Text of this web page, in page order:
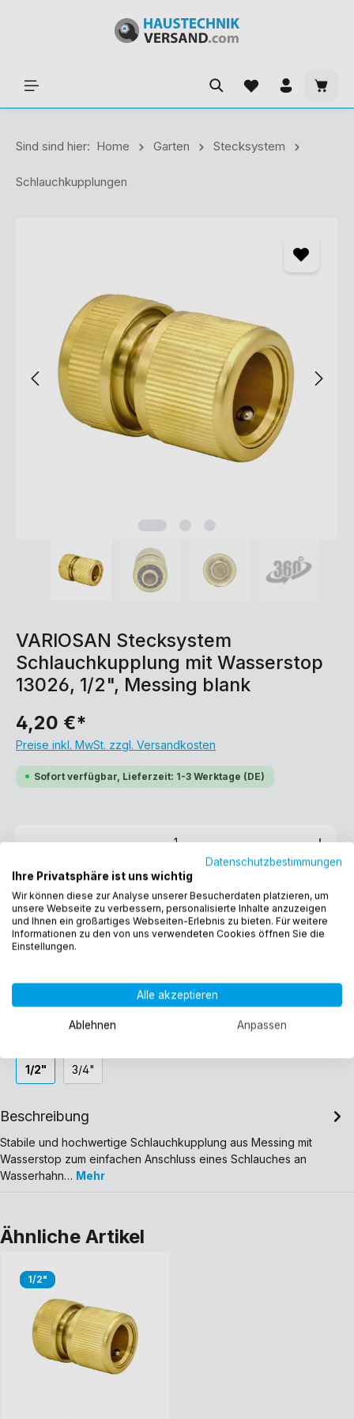
Sind sind hier: Home Garten Stecksystem
Schlauchkupplungen
VARIOSAN Stecksystem
Schlauchkupplung mit Wasserstop
13026, 1/2", Messing blank
4,20 €*
Preise inkl. MwSt. zzgl. Versandkosten
Sofort verfügbar, Lieferzeit: 1-3 Werktage (DE)
In den Warenkorb
Produktnummer:
1/2" 3/4"
Beschreibung
Stabile und hochwertige Schlauchkupplung aus Messing mit
Wasserstop zum einfachen Anschluss eines Schlauches an
Wasserhahn… Mehr
Ähnliche Artikel
1/2"
Datenschutzbestimmungen
Ihre Privatsphäre ist uns wichtig
Wir können diese zur Analyse unserer Besucherdaten platzieren, um
unsere Webseite zu verbessern, personalisierte Inhalte anzuzeigen
und Ihnen ein großartiges Webseiten-Erlebnis zu bieten. Für weitere
Informationen zu den von uns verwendeten Cookies öffnen Sie die
Einstellungen.
Alle akzeptieren
Ablehnen Anpassen